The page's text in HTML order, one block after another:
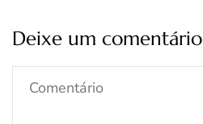
Deixe um comentário